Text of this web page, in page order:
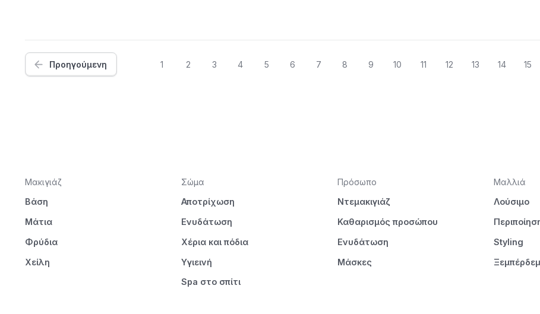
Προηγούμενη 1 2 3 4 5 6 7 8 9 10 11 12 13 14 15
Μακιγιάζ
Βάση
Μάτια
Φρύδια
Χείλη
Σώμα
Αποτρίχωση
Ενυδάτωση
Χέρια και πόδια
Υγιεινή
Spa στο σπίτι
Πρόσωπο
Ντεμακιγιάζ
Καθαρισμός προσώπου
Ενυδάτωση
Μάσκες
Μαλλιά
Λούσιμο
Styling